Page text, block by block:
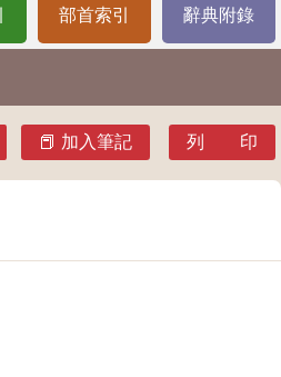
部首索引 辭典附錄
加入筆記 列 印